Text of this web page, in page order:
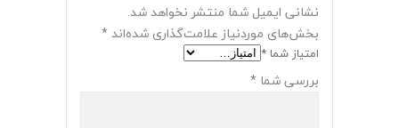
نشانی ایمیل شما منتشر نخواهد شد.
بخش‌های موردنیاز علامت‌گذاری شده‌اند*
امتیاز شما *
بررسی شما *